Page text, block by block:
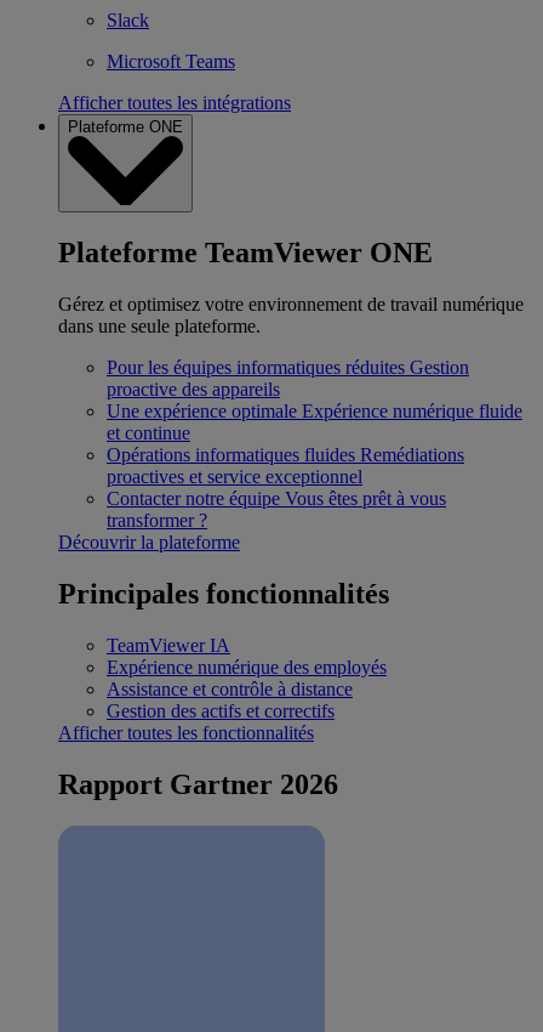
Slack
Microsoft Teams
Afficher toutes les intégrations
Plateforme ONE
Plateforme TeamViewer ONE
Gérez et optimisez votre environnement de travail numérique
dans une seule plateforme.
Pour les équipes informatiques réduites Gestion
proactive des appareils
Une expérience optimale Expérience numérique fluide
et continue
Opérations informatiques fluides Remédiations
proactives et service exceptionnel
Contacter notre équipe Vous êtes prêt à vous
transformer ?
Découvrir la plateforme
Principales fonctionnalités
TeamViewer IA
Expérience numérique des employés
Assistance et contrôle à distance
Gestion des actifs et correctifs
Afficher toutes les fonctionnalités
Rapport Gartner 2026